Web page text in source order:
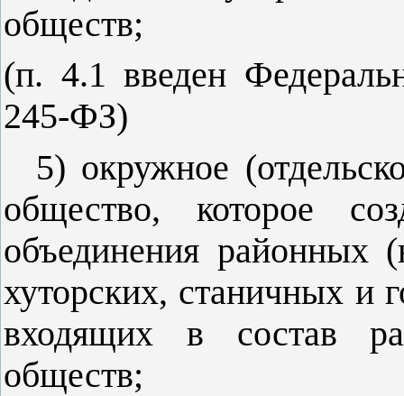
обществ;
(п. 4.1 введен
245-ФЗ)
5) окружное
общество, которое
объединения районных
хуторских, станичных и
входящих в состав
обществ;